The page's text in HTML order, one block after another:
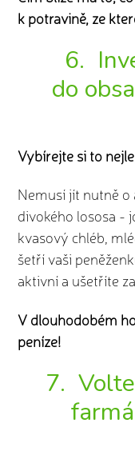
k potravině, ze
6.
do
Vybírejte si to
Nemusí jít nutně o
divokého lososa -
kvasový chléb,
šetří vaši
aktivní a ušetříte
V dlouhodobém
peníze!
7.